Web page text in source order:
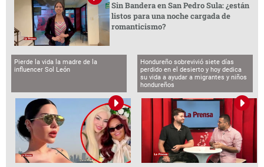
Sin Bandera en San Pedro Sula: ¿están
listos para una noche cargada de
romanticismo?
Pierde la vida la madre de la
influencer Sol León
Hondureño sobrevivió siete días
perdido en el desierto y hoy dedica
su vida a ayudar a migrantes y niños
hondureños